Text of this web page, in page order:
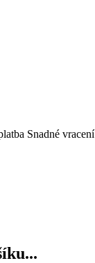
Snadné vracení